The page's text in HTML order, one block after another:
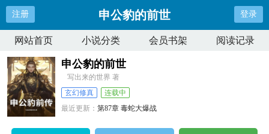
注册 申公豹的前世 登录
网站首页 小说分类 会员书架 阅读记录
申公豹的前世
写出来的世界 著
玄幻修真
连载中
最近更新：第87章 毒蛇大爆战